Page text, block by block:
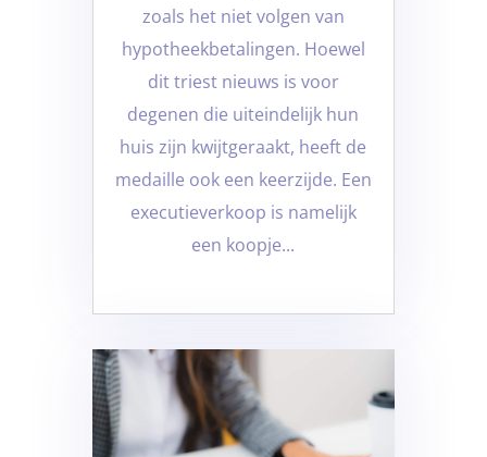
zoals het niet volgen van
hypotheekbetalingen. Hoewel
dit triest nieuws is voor
degenen die uiteindelijk hun
huis zijn kwijtgeraakt, heeft de
medaille ook een keerzijde. Een
executieverkoop is namelijk
een koopje...